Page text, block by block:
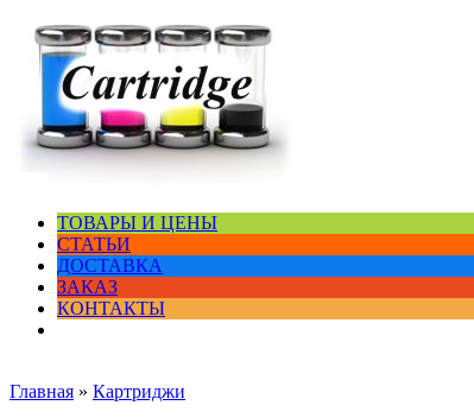
ТОВАРЫ И ЦЕНЫ
СТАТЬИ
ДОСТАВКА
ЗАКАЗ
КОНТАКТЫ
Главная » Картриджи